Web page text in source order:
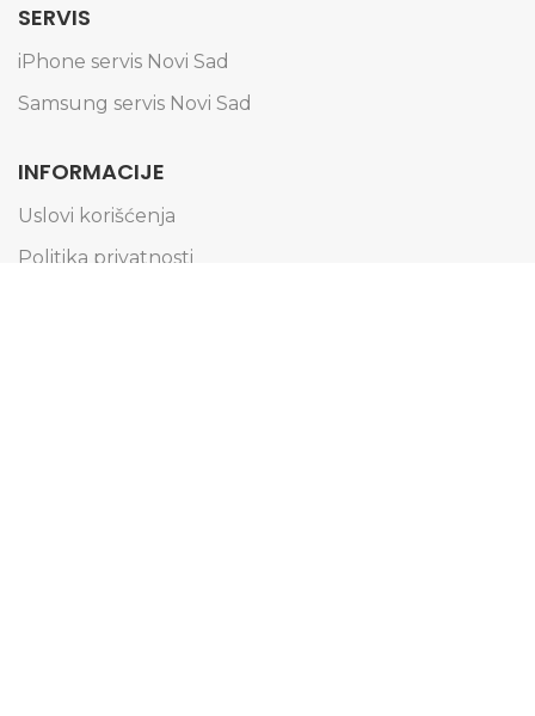
SERVIS
iPhone servis Novi Sad
Samsung servis Novi Sad
INFORMACIJE
Uslovi korišćenja
Politika privatnosti